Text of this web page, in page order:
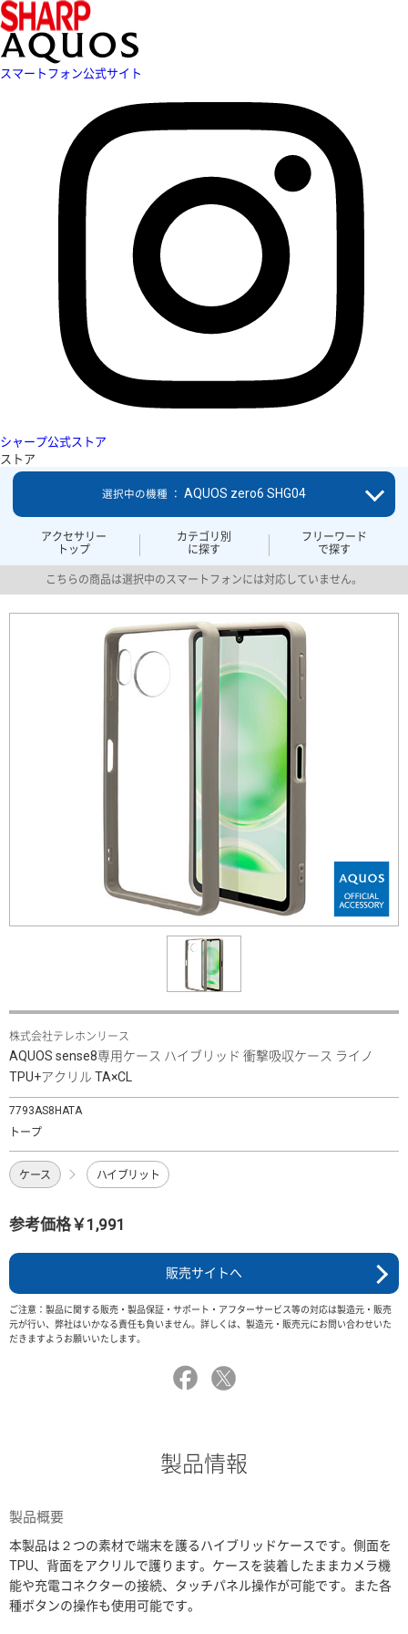
スマートフォン公式サイト
シャープ公式ストア
ストア
アクセサリー
トップ
カテゴリ別
に探す
フリーワード
で探す
選択中の機種 ： AQUOS zero6 SHG04
こちらの商品は選択中のスマートフォンには対応していません。
株式会社テレホンリース
AQUOS sense8専用ケース ハイブリッド 衝撃吸収ケース ライノ
TPU+アクリル TA×CL
7793AS8HATA
トープ
ケース ハイブリット
参考価格￥1,991
販売サイトへ
ご注意：製品に関する販売・製品保証・サポート・アフターサービス等の対応は製造元・販売
元が行い、弊社はいかなる責任も負いません。詳しくは、製造元・販売元にお問い合わせいた
だきますようお願いいたします。
製品情報
製品概要
本製品は２つの素材で端末を護るハイブリッドケースです。側面を
TPU、背面をアクリルで護ります。ケースを装着したままカメラ機
能や充電コネクターの接続、タッチパネル操作が可能です。また各
種ボタンの操作も使用可能です。